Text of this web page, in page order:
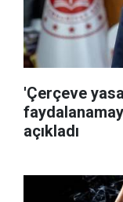
'Çerçeve
açıkladı